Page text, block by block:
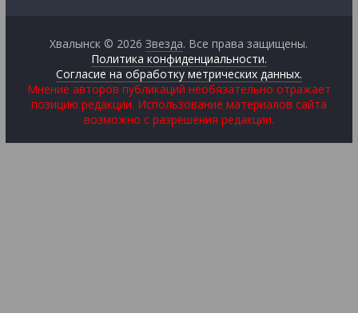
Хвалынск © 2026Звезда. Все права защищены.
Политика конфиденциальности.
Согласие на обработку метрических данных.
Мнение авторов публикаций необязательно отражает
позицию редакции. Использование материалов сайта
возможно с разрешения редакции.